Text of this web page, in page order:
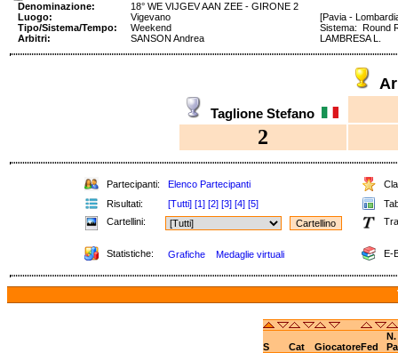
Denominazione:
18° WE VIJGEV AAN ZEE - GIRONE 2
Luogo:
Vigevano
[Pavia -
Tipo/Sistema/Tempo:
Weekend
Sistema:
Arbitri:
SANSON Andrea LAMBRESA L.
Taglione Stefano
2
Partecipanti: Elenco Partecipanti
Risultati:
[Tutti] [1] [2] [3] [4] [5]
Cartellini:
Statistiche: Grafiche Medaglie virtuali E-
N.
S
Cat GiocatoreFed